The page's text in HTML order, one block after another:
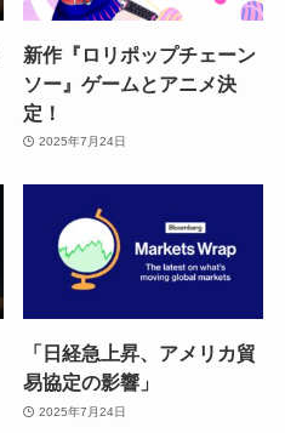
新作『ロリポップチェーン
ソー』ゲームとアニメ決
定！
2025年7月24日
「日経急上昇、アメリカ貿
易協定の影響」
2025年7月24日